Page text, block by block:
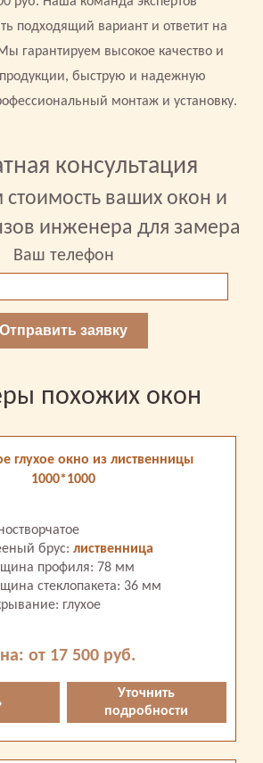
подходящий вариант и ответит на
гарантируем высокое качество и
быструю и надежную
монтаж и установку.
консультация
стоимость ваших окон и
инженера для замера
Ваш телефон
Отправить заявку
похожих окон
глухое окно из лиственницы
1000*1000
брус: лиственница
профиля: 78 мм
стеклопакета: 36 мм
глухое
от 17 500 руб.
Уточнить
подробности